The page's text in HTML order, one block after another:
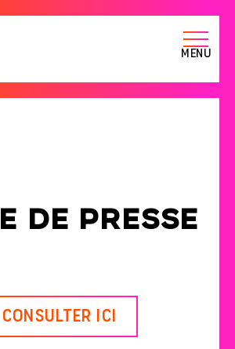
Menu
e de presse
Consulter ici